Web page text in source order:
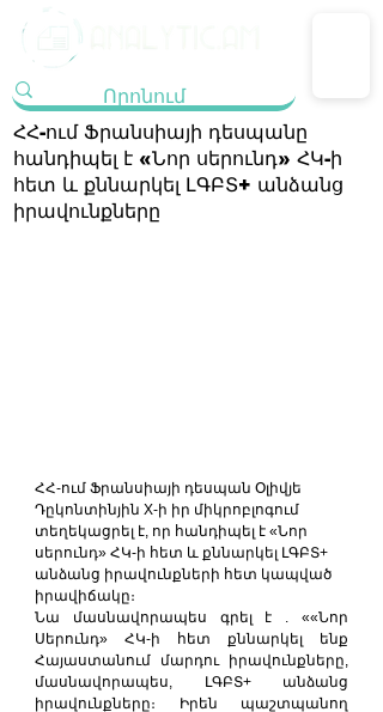
ՀՀ-ում Ֆրանսիայի դեսպանը
հանդիպել է «Նոր սերունդ» ՀԿ-ի
հետ և քննարկել ԼԳԲՏ+ անձանց
իրավունքները
ՀՀ-ում Ֆրանսիայի դեսպան Օլիվյե
Դըկոնտինյին X-ի իր միկրոբլոգում
տեղեկացրել է, որ հանդիպել է «Նոր
սերունդ» ՀԿ-ի հետ և քննարկել ԼԳԲՏ+
անձանց իրավունքների հետ կապված
իրավիճակը։
Նա մասնավորապես գրել է . ««Նոր
Սերունդ» ՀԿ-ի հետ քննարկել ենք
Հայաստանում մարդու իրավունքները,
մասնավորապես, ԼԳԲՏ+ անձանց
իրավունքները։ Իրեն պաշտպանող